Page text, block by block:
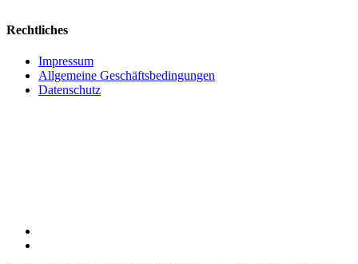
Rechtliches
Impressum
Allgemeine Geschäftsbedingungen
Datenschutz